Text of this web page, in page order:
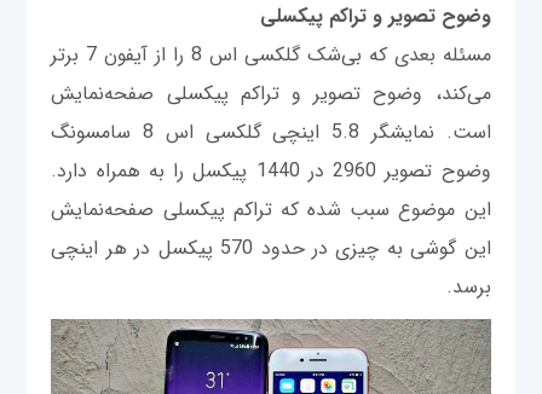
وضوح تصویر و تراکم پیکسلی
مسئله بعدی که بی‌شک گلکسی اس 8 را از آیفون 7 برتر
می‌کند، وضوح تصویر و تراکم پیکسلی صفحه‌نمایش
است. نمایشگر 5.8 اینچی گلکسی اس 8 سامسونگ
وضوح تصویر 2960 در 1440 پیکسل را به همراه دارد.
این موضوع سبب شده که تراکم پیکسلی صفحه‌نمایش
این گوشی به چیزی در حدود 570 پیکسل در هر اینچی
برسد.